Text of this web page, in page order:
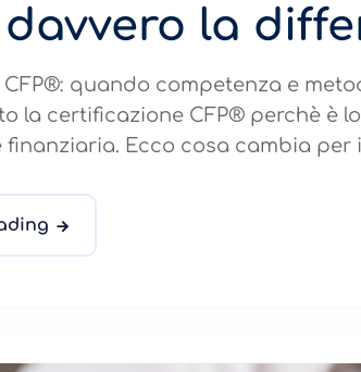
la
quando competenza e
la certificazione CFP® perchè è
Ecco cosa cambia per